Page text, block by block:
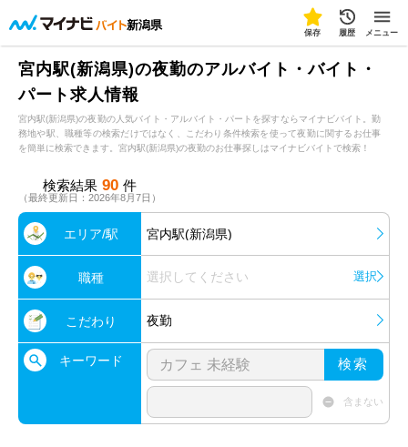
新潟県
保存 履歴 メニュー
宮内駅(新潟県)の夜勤のアルバイト・バイト・
パート求人情報
宮内駅(新潟県)の夜勤の人気バイト・アルバイト・パートを探すならマイナビバイト。勤
務地や駅、職種等の検索だけではなく、こだわり条件検索を使って夜勤に関するお仕事
を簡単に検索できます。宮内駅(新潟県)の夜勤のお仕事探しはマイナビバイトで検索！
検索結果 90 件
（最終更新日：2026年8月7日）
エリア/駅 宮内駅(新潟県)
職種 選択してください 選択
こだわり 夜勤
キーワード 検索
含まない